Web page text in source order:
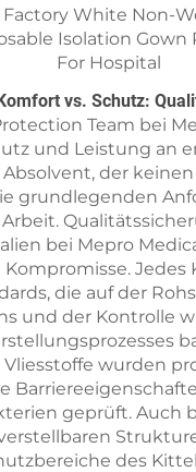
vs. Schutz:
Team bei
und Leistung an
der
grundlegenden
bei Mepro
die auf der
und der Kontrolle
wurden
geprüft. Auch
des